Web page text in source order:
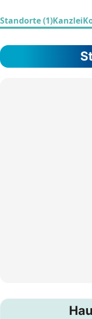
Standorte (1)Kanzlei